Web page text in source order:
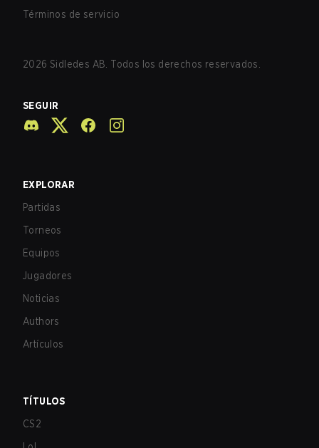
Términos de servicio
2026 Sidledes AB. Todos los derechos reservados.
SEGUIR
EXPLORAR
Partidas
Torneos
Equipos
Jugadores
Noticias
Authors
Artículos
TÍTULOS
CS2